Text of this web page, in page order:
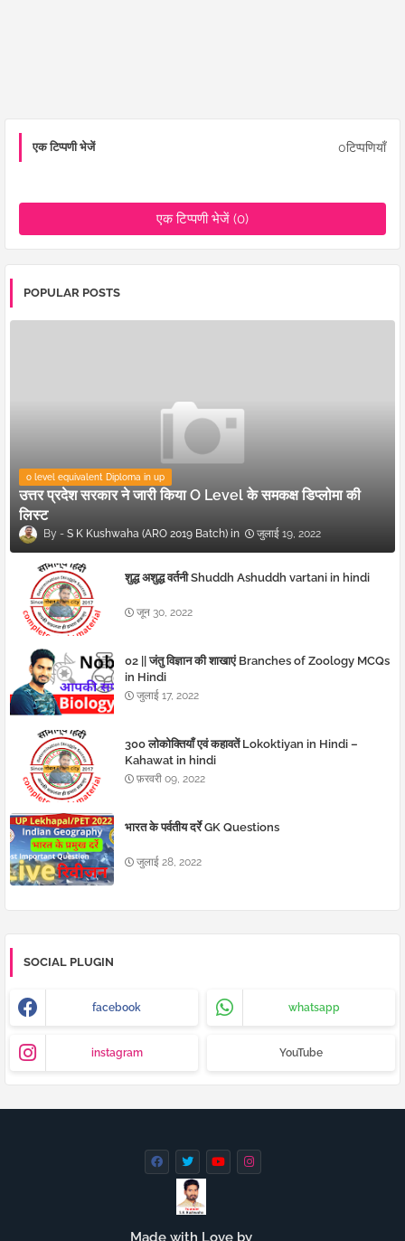
एक टिप्पणी भेजें 0टिप्पणियाँ
एक टिप्पणी भेजें (0)
POPULAR POSTS
o level equivalent Diploma in up
उत्तर प्रदेश सरकार ने जारी किया O Level के समकक्ष डिप्लोमा की
लिस्ट
S K Kushwaha (ARO 2019 Batch) जुलाई 19, 2022
शुद्ध अशुद्ध वर्तनी Shuddh Ashuddh vartani in hindi
जून 30, 2022
02 || जंतु विज्ञान की शाखाएं Branches of Zoology MCQs
in Hindi
जुलाई 17, 2022
300 लोकोक्तियाँ एवं कहावतें Lokoktiyan in Hindi –
Kahawat in hindi
फ़रवरी 09, 2022
भारत के पर्वतीय दर्रे GK Questions
जुलाई 28, 2022
SOCIAL PLUGIN
facebook whatsapp
instagram YouTube
Made with Love by